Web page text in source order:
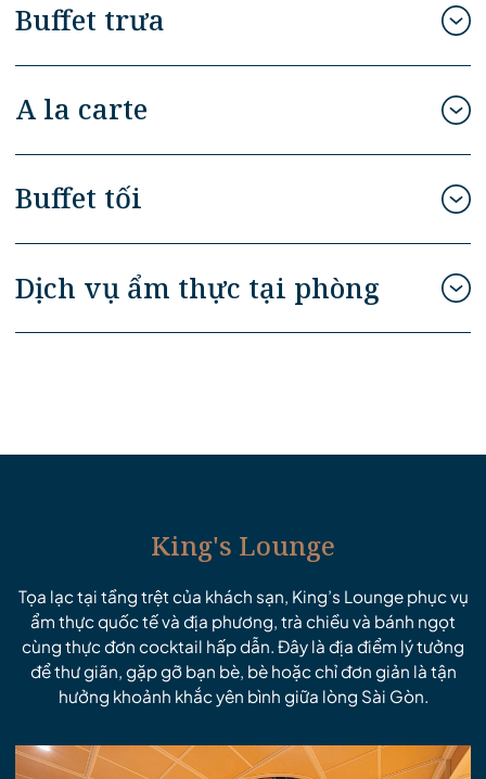
Buffet trưa
A la carte
Buffet tối
Dịch vụ ẩm thực tại phòng
King's Lounge
Tọa lạc tại tầng trệt của khách sạn, King’s Lounge phục vụ
ẩm thực quốc tế và địa phương, trà chiều và bánh ngọt
cùng thực đơn cocktail hấp dẫn. Đây là địa điểm lý tưởng
để thư giãn, gặp gỡ bạn bè, bè hoặc chỉ đơn giản là tận
hưởng khoảnh khắc yên bình giữa lòng Sài Gòn.